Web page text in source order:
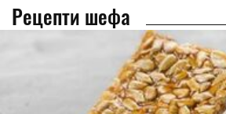
Рецепти шефа